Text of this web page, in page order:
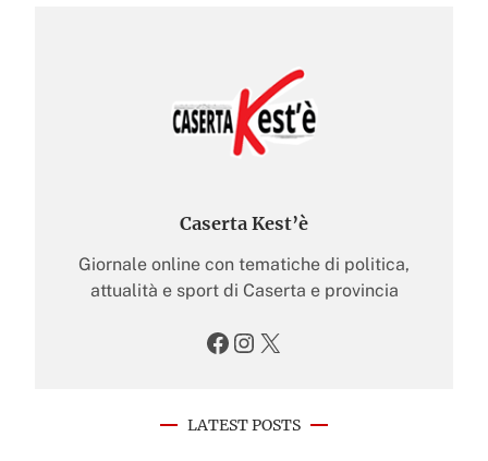
Caserta Kest’è
Giornale online con tematiche di politica,
attualità e sport di Caserta e provincia
Facebook Instagram X
LATEST POSTS